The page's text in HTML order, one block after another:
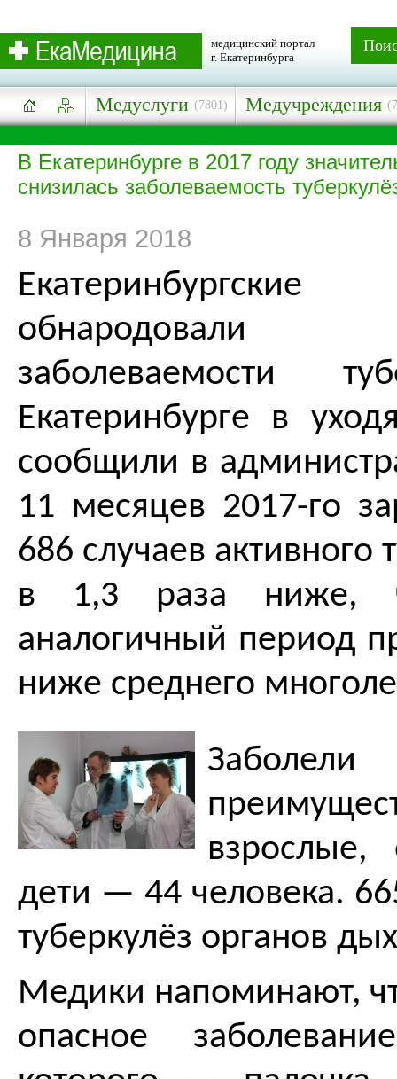
медицинский портал
г. Екатеринбурга
Медуслуги (7801) Медучреждения
В Екатеринбурге в 2017 году
снизилась заболеваемость
8 Января 2018
обнародовали
заболеваемости
Екатеринбурге в
сообщили в
11 месяцев 2017-го
686 случаев активного
в 1,3 раза ниже,
аналогичный период
ниже среднего
Заболели
дети — 44 человека.
туберкулёз органов
Медики напоминают,
опасное